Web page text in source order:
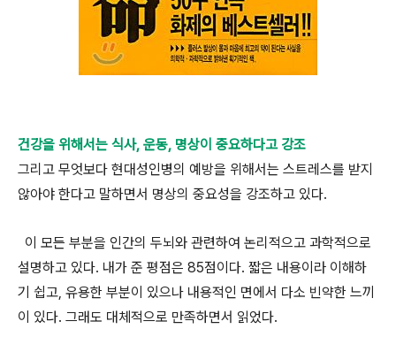
건강을 위해서는 식사, 운동, 명상이 중요하다고 강조
그리고 무엇보다 현대성인병의 예방을 위해서는 스트레스를 받지
않아야 한다고 말하면서 명상의 중요성을 강조하고 있다.
이 모든 부분을 인간의 두뇌와 관련하여 논리적으고 과학적으로
설명하고 있다. 내가 준 평점은 85점이다. 짧은 내용이라 이해하
기 쉽고, 유용한 부분이 있으나 내용적인 면에서 다소 빈약한 느끼
이 있다. 그래도 대체적으로 만족하면서 읽었다.